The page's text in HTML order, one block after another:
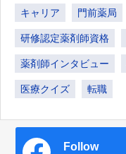
キャリア 門前薬局
研修認定薬剤師資格
薬剤師インタビュー
医療クイズ 転職
Follow